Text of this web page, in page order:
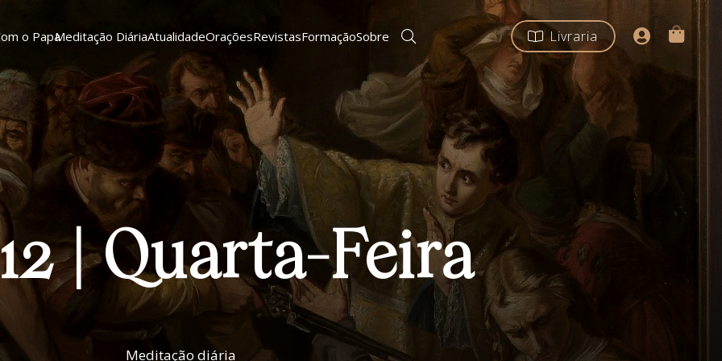
o PapaMeditação DiáriaAtualidadeOraçõesRevistasFormaçãoSobre Livraria
| Quarta-Feira
Meditação diária